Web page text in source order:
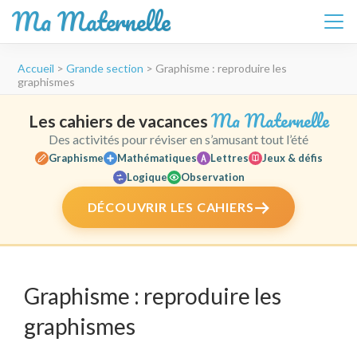
Ma Maternelle
contenu
Entrée)
Accueil > Grande section > Graphisme : reproduire les
graphismes
Les cahiers de vacances Ma Maternelle
Des activités pour réviser en s’amusant tout l’été
Graphisme Mathématiques Lettres
Jeux & défis
Logique
Observation
DÉCOUVRIR LES CAHIERS
Graphisme : reproduire les
graphismes